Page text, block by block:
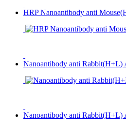
HRP Nanoantibody anti
Nanoantibody anti Rabbit(H+L)
Nanoantibody anti Rabbit(H+L)